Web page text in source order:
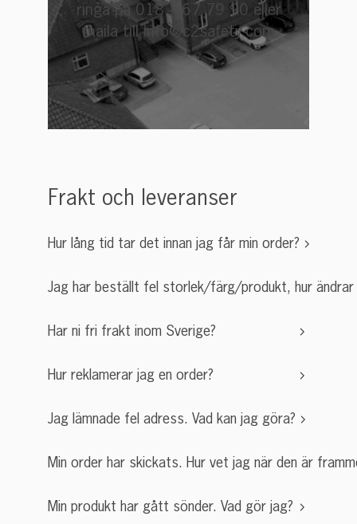
ringa på 018 – 67 79 90 eller
maila till info@c2safety.com
Frakt och leveranser
Hur lång tid tar det innan jag får min order?
Jag har beställt fel storlek/färg/produkt, hur
Har ni fri frakt inom Sverige?
Hur reklamerar jag en order?
Jag lämnade fel adress. Vad kan jag göra?
Min order har skickats. Hur vet jag när den är
Min produkt har gått sönder. Vad gör jag?